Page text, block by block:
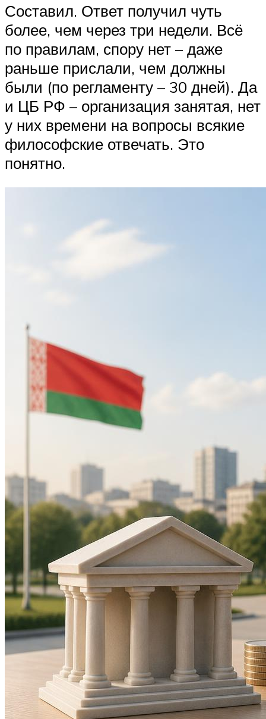
Составил. Ответ получил чуть
более, чем через три недели. Всё
по правилам, спору нет – даже
раньше прислали, чем должны
были (по регламенту – 30 дней). Да
и ЦБ РФ – организация занятая, нет
у них времени на вопросы всякие
философские отвечать. Это
понятно.